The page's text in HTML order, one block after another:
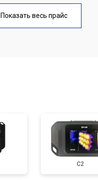
от 160 мин
Показать весь прайс
C2